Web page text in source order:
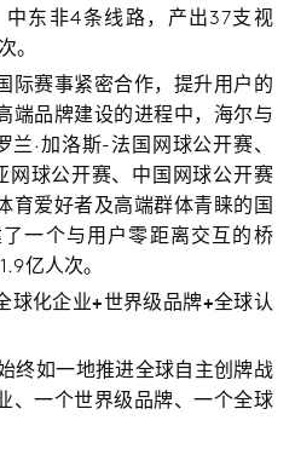
东非4条线路，产出37支视
。
际赛事紧密合作，提升用户的
端品牌建设的进程中，海尔与
·加洛斯-法国网球公开赛、
网球公开赛、中国网球公开赛
育爱好者及高端群体青睐的国
一个与用户零距离交互的桥
亿人次。
球化企业+世界级品牌+全球认
终如一地推进全球自主创牌战
、一个世界级品牌、一个全球